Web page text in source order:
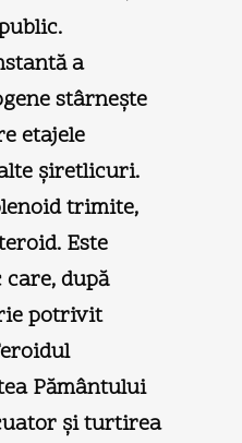
a
stârneşte
etajele
şiretlicuri.
trimite,
Este
după
potrivit
Pământului
şi turtirea